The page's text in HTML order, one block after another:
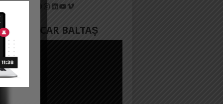
Facebook
Instagram
LinkedIn
YouTube
Vimeo
ACAR BALTAŞ